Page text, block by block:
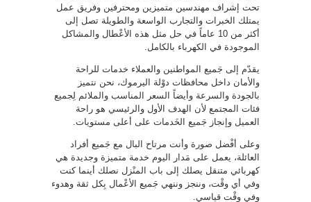
تحت إشراف مهندسين متميزين ومحترفين وفريق عمل
يمتلك الخبرات والتجارب الواسعة والطويلة تصل إلى
أكثر من 10 عاماً في حل مثل هذه الأعْطال والمشاكل
الموجودة في الكهرباء بالكامل.
يقدّم إلى جَميع المواطنين والعملاء خدمات للراحة
والأمان داخل محافظات دوْلة اليرموك، نحن نتميز
بالجودة والسرعة وأيضاً السعر المناسب والملائم لِجميع
فئات المجتمع لأن الهدف الأول والرئيسي هو راحة
العميل وإنجاز جَميع الخَدمات على أعلى مستويات.
وعلى أفْضل صورة وأنت مرتاح البال مع جَميع أفراد
العائلة، يعمل على مَدار اليوم خدمة متميزة وجديدة هي
كهربائي متنقل يصلك إلى باب المنْزل نصلك أينما كنت
وفي أي وقْت، وننجز وننهي جَميع الأعْمال بِكل ثقة وهدوء
وفي وقْت قياسي.